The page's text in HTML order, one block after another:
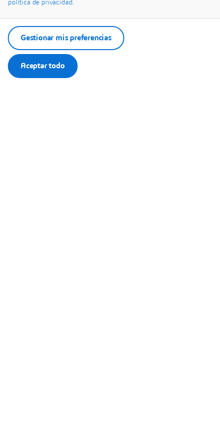
política de privacidad.
Aceptar todo
Gestionar mis preferencias